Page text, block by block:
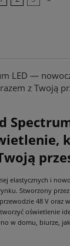
LED —
z Twoją
elastycznych i
Stworzony
48 V oraz
oświetlenie
w domu, biurze,